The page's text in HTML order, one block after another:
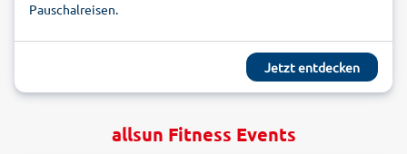
Pauschalreisen.
Jetzt entdecken
allsun Fitness Events